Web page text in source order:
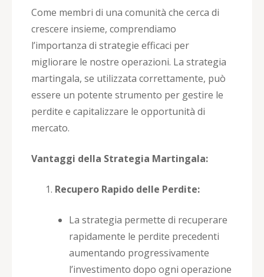
Come membri di una comunità che cerca di
crescere insieme, comprendiamo
l’importanza di strategie efficaci per
migliorare le nostre operazioni. La strategia
martingala, se utilizzata correttamente, può
essere un potente strumento per gestire le
perdite e capitalizzare le opportunità di
mercato.
Vantaggi della Strategia Martingala:
Recupero Rapido delle Perdite:
La strategia permette di recuperare
rapidamente le perdite precedenti
aumentando progressivamente
l’investimento dopo ogni operazione